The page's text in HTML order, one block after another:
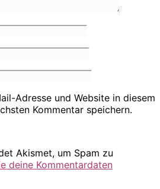
Adresse und Website in diesem
Kommentar speichern.
Akismet, um Spam zu
deine Kommentardaten